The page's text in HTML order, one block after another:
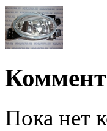
Пока нет